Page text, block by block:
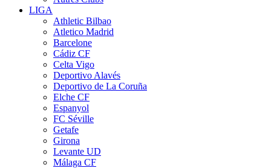
LIGA
Athletic Bilbao
Atletico Madrid
Barcelone
Cádiz CF
Celta Vigo
Deportivo Alavés
Deportivo de La Coruña
Elche CF
Espanyol
FC Séville
Getafe
Girona
Levante UD
Málaga CF